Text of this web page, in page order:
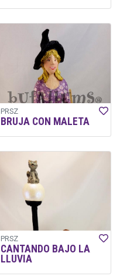
PRSZ
BRUJA CON MALETA
PRSZ
CANTANDO BAJO LA
LLUVIA